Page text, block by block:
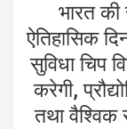
भारत
ऐतिहासिक
सुविधा चिप
करेगी,
तथा